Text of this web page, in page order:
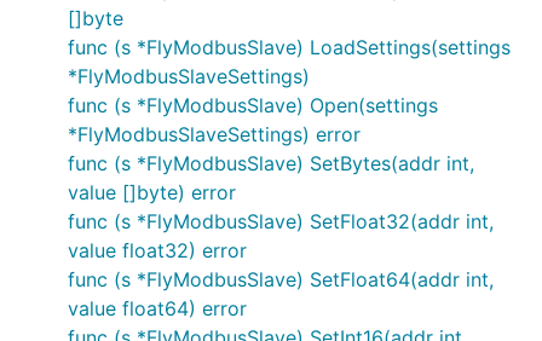
[]byte
func (s *FlyModbusSlave) LoadSettings(settings
*FlyModbusSlaveSettings)
func (s *FlyModbusSlave) Open(settings
*FlyModbusSlaveSettings) error
func (s *FlyModbusSlave) SetBytes(addr int,
value []byte) error
func (s *FlyModbusSlave) SetFloat32(addr int,
value float32) error
func (s *FlyModbusSlave) SetFloat64(addr int,
value float64) error